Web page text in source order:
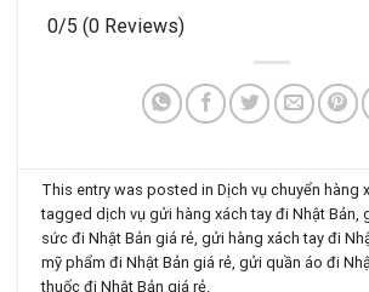
0/5 (0 Reviews)
This entry was posted inDịch vụ chuyển hàng
taggeddịch vụ gửi hàng xách tay đi Nhật Bản ,
sức đi Nhật Bản giá rẻ ,gửi hàng xách tay đi
mỹ phẩm đi Nhật Bản giá rẻ ,gửi quần áo đi
thuốc đi Nhật Bản giá rẻ